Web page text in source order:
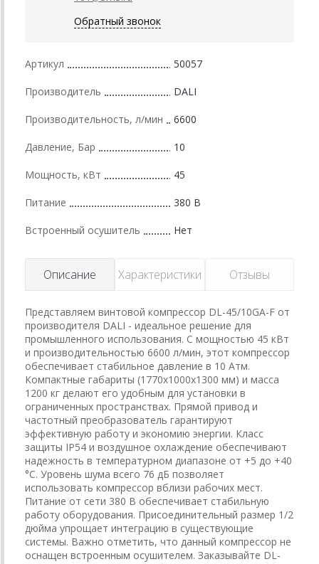
Обратный звонок
Артикул 50057
Производитель DALI
Производительность, л/мин 6600
Давление, Бар 10
Мощность, кВт 45
Питание 380 В
Встроенный осушитель Нет
Описание Характеристики Отзывы
Представляем винтовой компрессор DL-45/10GA-F от
производителя DALI - идеальное решение для
промышленного использования. С мощностью 45 кВт
и производительностью 6600 л/мин, этот компрессор
обеспечивает стабильное давление в 10 Атм.
Компактные габариты (1770x1000x1300 мм) и масса
1200 кг делают его удобным для установки в
ограниченных пространствах. Прямой привод и
частотный преобразователь гарантируют
эффективную работу и экономию энергии. Класс
защиты IP54 и воздушное охлаждение обеспечивают
надежность в температурном диапазоне от +5 до +40
°C. Уровень шума всего 76 дБ позволяет
использовать компрессор вблизи рабочих мест.
Питание от сети 380 В обеспечивает стабильную
работу оборудования. Присоединительный размер 1/2
дюйма упрощает интеграцию в существующие
системы. Важно отметить, что данный компрессор не
оснащен встроенным осушителем. Заказывайте DL-